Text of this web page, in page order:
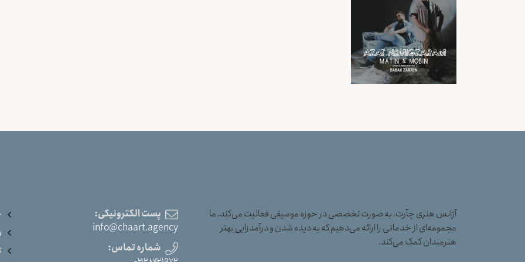
آژانس هنری چآرت، به صورت تخصصی در حوزه موسیقی فعالیت می‌کند. ما
مجموعه‌ای از خدماتی را ارائه می‌دهیم که به دیده شدن و درآمدزایی بهتر
هنرمندان کمک می‌کند.
پست الکترونیکی:
info@chaart.agency
شماره تماس: